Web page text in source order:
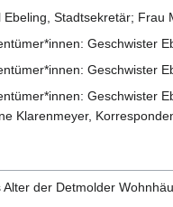
Stadtsekretär; Frau
Geschwister
Geschwister
Geschwister
Klarenmeyer,
der Detmolder